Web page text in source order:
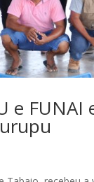
e